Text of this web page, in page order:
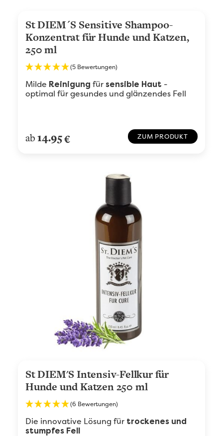
St DIEM´S Sensitive Shampoo-
Konzentrat für Hunde und Katzen,
250 ml
(5 Bewertungen)
Milde Reinigung für sensible Haut -
optimal für gesundes und glänzendes Fell
ab14.95€ ZUM PRODUKT
St DIEM'S Intensiv-Fellkur für
Hunde und Katzen 250 ml
(6 Bewertungen)
Die innovative Lösung für trockenes und
stumpfes Fell